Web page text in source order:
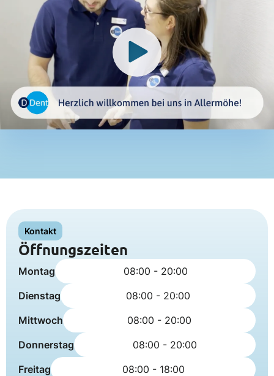
Kontakt
Öffnungszeiten
Montag
08:00 - 20:00
Dienstag
08:00 - 20:00
Mittwoch
08:00 - 20:00
Donnerstag
08:00 - 20:00
Freitag
08:00 - 18:00